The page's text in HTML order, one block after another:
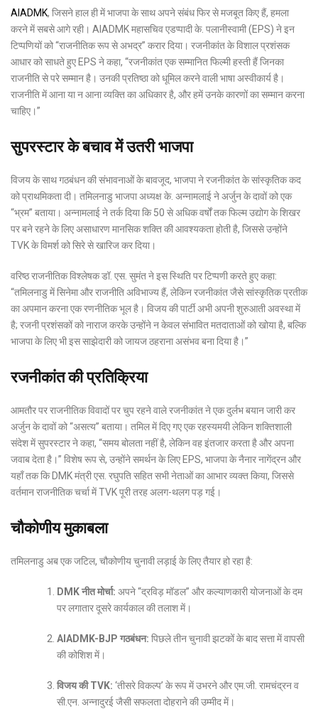
AIADMK, जिसने हाल ही में भाजपा के साथ अपने संबंध फिर से मजबूत किए हैं, हमला
करने में सबसे आगे रही। AIADMK महासचिव एडप्पादी के. पलानीस्वामी (EPS) ने इन
टिप्पणियों को “राजनीतिक रूप से अभद्र” करार दिया। रजनीकांत के विशाल प्रशंसक
आधार को साधते हुए EPS ने कहा, “रजनीकांत एक सम्मानित फिल्मी हस्ती हैं जिनका
राजनीति से परे सम्मान है। उनकी प्रतिष्ठा को धूमिल करने वाली भाषा अस्वीकार्य है।
राजनीति में आना या न आना व्यक्ति का अधिकार है, और हमें उनके कारणों का सम्मान करना
चाहिए।”
सुपरस्टार के बचाव में उतरी भाजपा
विजय के साथ गठबंधन की संभावनाओं के बावजूद, भाजपा ने रजनीकांत के सांस्कृतिक कद
को प्राथमिकता दी। तमिलनाडु भाजपा अध्यक्ष के. अन्नामलाई ने अर्जुन के दावों को एक
“भ्रम” बताया। अन्नामलाई ने तर्क दिया कि 50 से अधिक वर्षों तक फिल्म उद्योग के शिखर
पर बने रहने के लिए असाधारण मानसिक शक्ति की आवश्यकता होती है, जिससे उन्होंने
TVK के विमर्श को सिरे से खारिज कर दिया।
वरिष्ठ राजनीतिक विश्लेषक डॉ. एस. सुमंत ने इस स्थिति पर टिप्पणी करते हुए कहा:
“तमिलनाडु में सिनेमा और राजनीति अविभाज्य हैं, लेकिन रजनीकांत जैसे सांस्कृतिक प्रतीक
का अपमान करना एक रणनीतिक भूल है। विजय की पार्टी अभी अपनी शुरुआती अवस्था में
है; रजनी प्रशंसकों को नाराज करके उन्होंने न केवल संभावित मतदाताओं को खोया है, बल्कि
भाजपा के लिए भी इस साझेदारी को जायज ठहराना असंभव बना दिया है।”
रजनीकांत की प्रतिक्रिया
आमतौर पर राजनीतिक विवादों पर चुप रहने वाले रजनीकांत ने एक दुर्लभ बयान जारी कर
अर्जुन के दावों को “असत्य” बताया। तमिल में दिए गए एक रहस्यमयी लेकिन शक्तिशाली
संदेश में सुपरस्टार ने कहा, “समय बोलता नहीं है, लेकिन वह इंतजार करता है और अपना
जवाब देता है।” विशेष रूप से, उन्होंने समर्थन के लिए EPS, भाजपा के नैनार नागेंद्रन और
यहाँ तक कि DMK मंत्री एस. रघुपति सहित सभी नेताओं का आभार व्यक्त किया, जिससे
वर्तमान राजनीतिक चर्चा में TVK पूरी तरह अलग-थलग पड़ गई।
चौकोणीय मुकाबला
तमिलनाडु अब एक जटिल, चौकोणीय चुनावी लड़ाई के लिए तैयार हो रहा है:
DMK नीत मोर्चा: अपने “द्रविड़ मॉडल” और कल्याणकारी योजनाओं के दम
पर लगातार दूसरे कार्यकाल की तलाश में।
AIADMK-BJP गठबंधन: पिछले तीन चुनावी झटकों के बाद सत्ता में वापसी
की कोशिश में।
विजय की TVK: ‘तीसरे विकल्प’ के रूप में उभरने और एम.जी. रामचंद्रन व
सी.एन. अन्नादुरई जैसी सफलता दोहराने की उम्मीद में।